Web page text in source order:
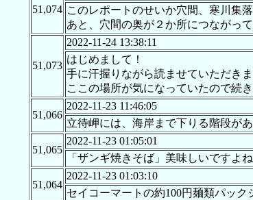
51,074 このレポートのせいか穴間、寒川集
あと、穴間の奥が２か所につながっ
51,073
2022-11-24 13:38:11
はじめまして！
手に汗握りながら読ませていただき
ここの場所が気になっていたので続
51,066
2022-11-23 11:46:05
立待岬には、海岸まで下りる階段が
51,065
2022-11-23 01:05:01
「ザンギ焼きそば」美味しいですよ
51,064
2022-11-23 01:03:10
セイコーマートの約100円麺類パッ